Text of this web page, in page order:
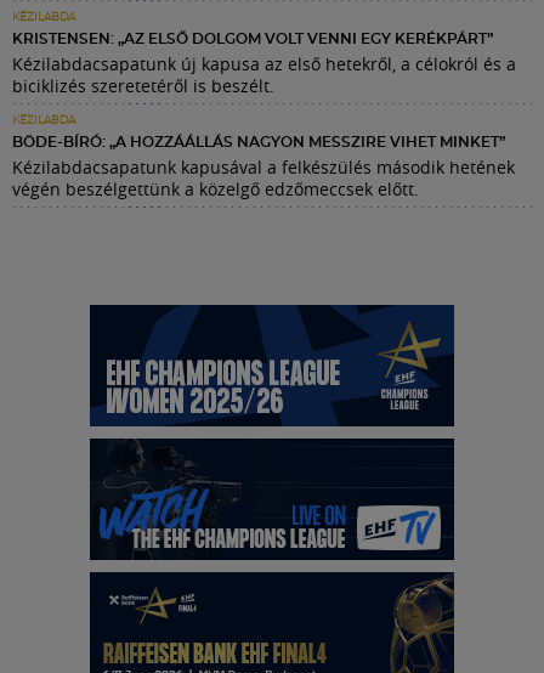
KÉZILABDA
KRISTENSEN: „AZ ELSŐ DOLGOM VOLT VENNI EGY KERÉKPÁRT”
Kézilabdacsapatunk új kapusa az első hetekről, a célokról és a
biciklizés szeretetéről is beszélt.
KÉZILABDA
BÖDE-BÍRÓ: „A HOZZÁÁLLÁS NAGYON MESSZIRE VIHET MINKET”
Kézilabdacsapatunk kapusával a felkészülés második hetének
végén beszélgettünk a közelgő edzőmeccsek előtt.